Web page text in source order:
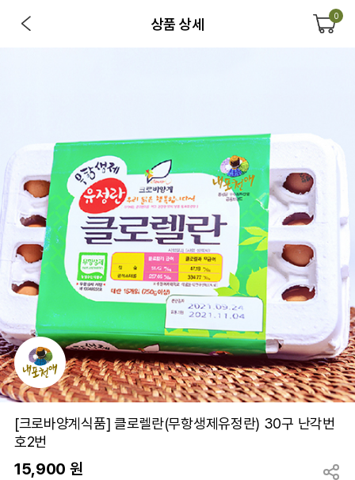
상품 상세 0
[크로바양계식품] 클로렐란(무항생제유정란) 30구 난각번
호2번
15,900 원